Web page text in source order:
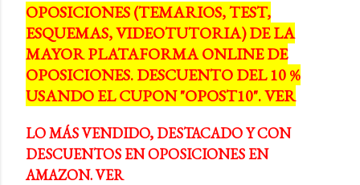
OPOSICIONES (TEMARIOS, TEST,
ESQUEMAS, VIDEOTUTORIA) DE LA
MAYOR PLATAFORMA ONLINE DE
OPOSICIONES. DESCUENTO DEL 10 %
USANDO EL CUPON "OPOST10". VER
LO MÁS VENDIDO, DESTACADO Y CON
DESCUENTOS EN OPOSICIONES EN
AMAZON. VER